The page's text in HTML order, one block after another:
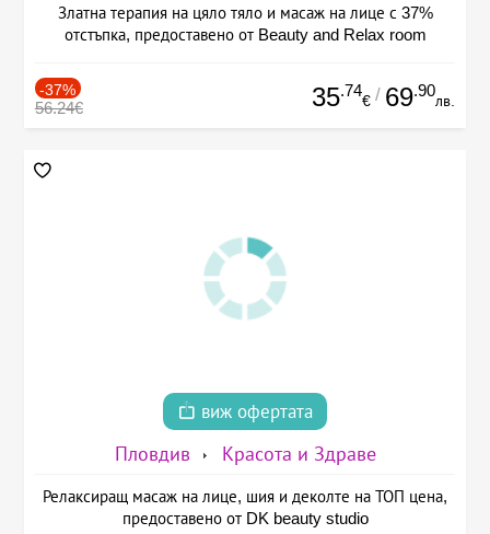
Златна терапия на цяло тяло и масаж на лице с 37%
отстъпка, предоставено от Beauty and Relax room
-37%
56.24€ 35.74
€ / 69.90
лв.
виж офертата
Пловдив Красота и Здраве
Релаксиращ масаж на лице, шия и деколте на ТОП цена,
предоставено от DK beauty studio